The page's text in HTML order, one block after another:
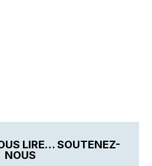
LIRE… SOUTENEZ-
NOUS